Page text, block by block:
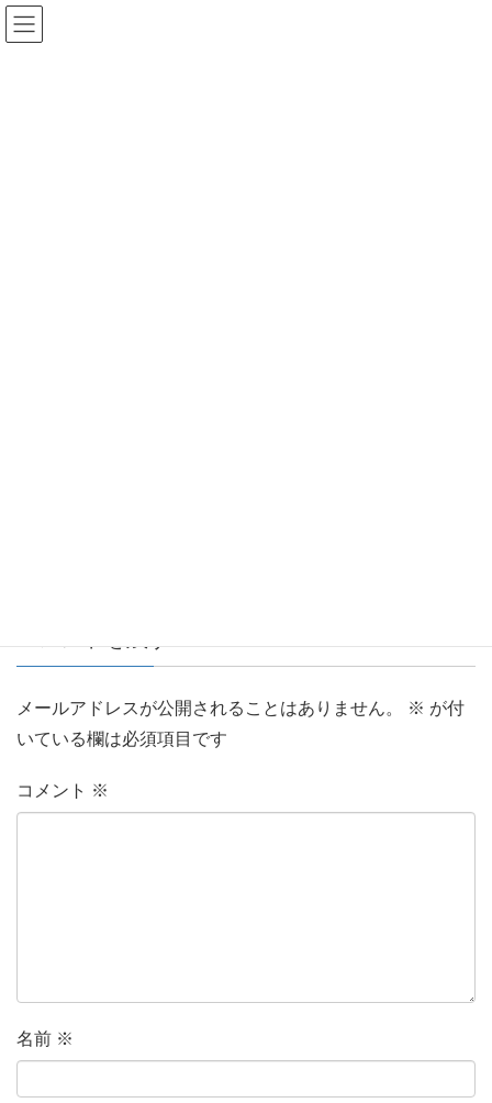
メールアドレスが公開されることはありません。 ※ が付
いている欄は必須項目です
コメント ※
名前 ※